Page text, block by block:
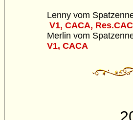
Lenny vom
V1, CACA,
Merlin vom
V1, CACA